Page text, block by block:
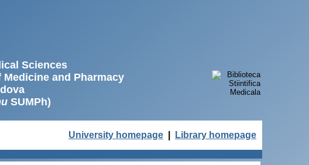
Sciences
and Pharmacy
SUMPh)
University homepage Library homepage